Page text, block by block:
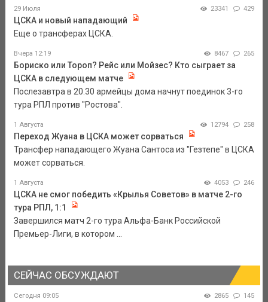
29 Июля 23341 429
ЦСКА и новый нападающий
Еще о трансферах ЦСКА.
Вчера 12:19 8467 265
Бориско или Тороп? Рейс или Мойзес? Кто сыграет за
ЦСКА в следующем матче
Послезавтра в 20.30 армейцы дома начнут поединок 3-го
тура РПЛ против "Ростова".
1 Августа 12794 258
Переход Жуана в ЦСКА может сорваться
Трансфер нападающего Жуана Сантоса из "Гезтепе" в ЦСКА
может сорваться.
1 Августа 4053 246
ЦСКА не смог победить «Крылья Советов» в матче 2-го
тура РПЛ, 1:1
Завершился матч 2-го тура Альфа-Банк Российской
Премьер-Лиги, в котором ...
СЕЙЧАС ОБСУЖДАЮТ
Сегодня 09:05 2865 145